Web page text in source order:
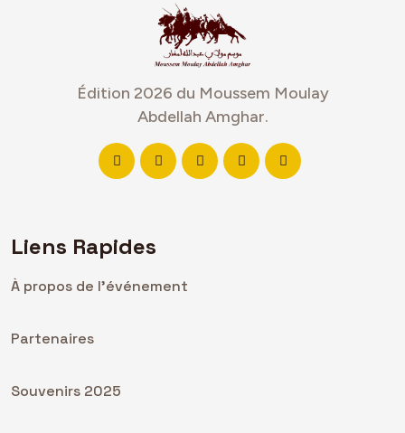
Édition 2026 du Moussem Moulay
Abdellah Amghar.
Liens Rapides
À propos de l'événement
Partenaires
Souvenirs 2025